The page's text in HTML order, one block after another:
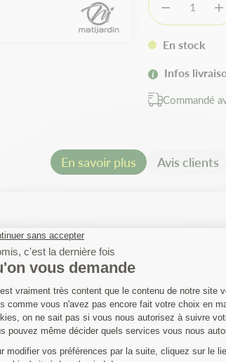
 
En stock
Infos
Commandé
En savoir plus Avis clients
avec un petit moteur est dans le
de bougie sur la prise et connectez le fil de
le testeur ne provoquera pas de